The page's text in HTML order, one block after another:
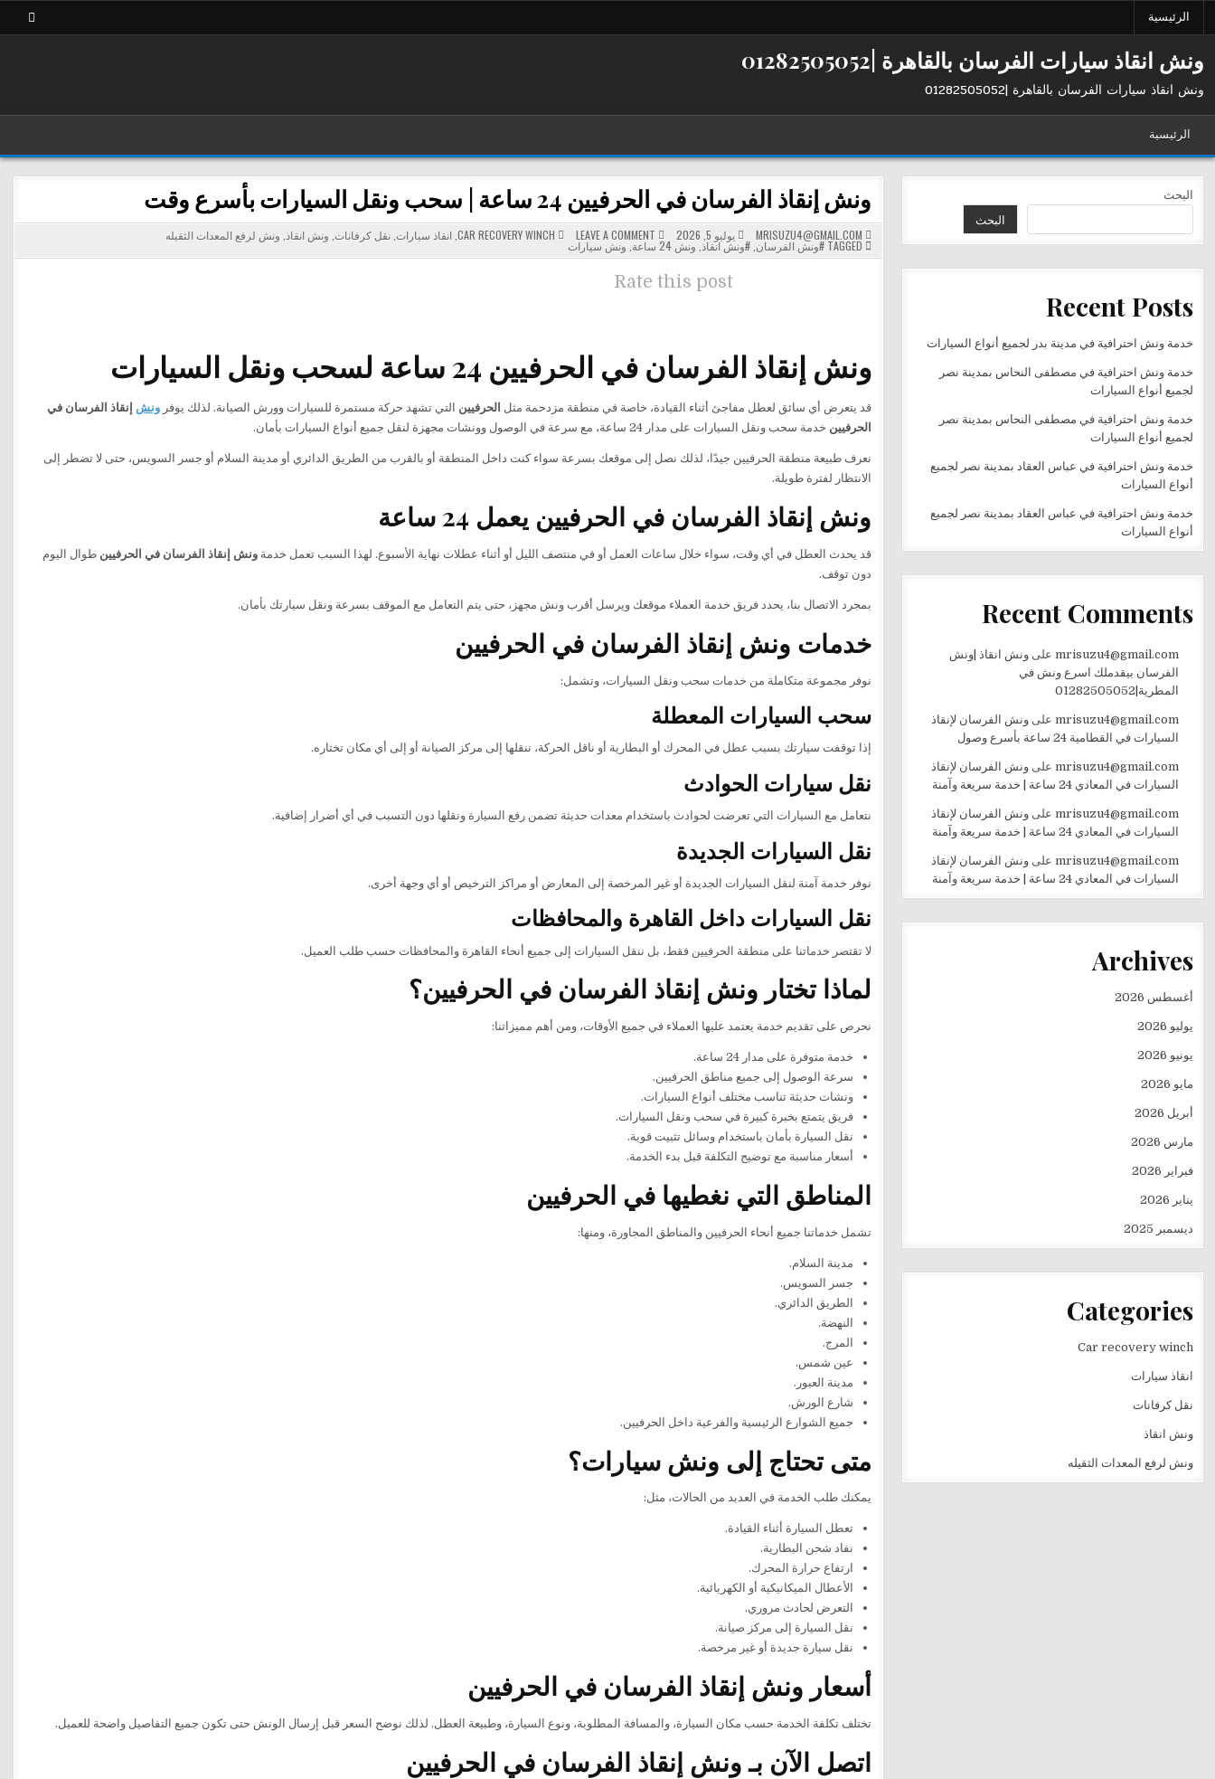
الرئيسية
ونش انقاذ سيارات الفرسان بالقاهرة |01282505052
ونش انقاذ سيارات الفرسان بالقاهرة |01282505052
الرئيسية
ونش إنقاذ الفرسان في الحرفيين 24 ساعة | سحب ونقل السيارات بأسرع وقت
MRISUZU4@GMAIL.COM يوليو 5, 2026 LEAVE A COMMENT
ON
ونش
إنقاذ
بأسرع
وقت
POSTED
IN
CAR RECOVERY WINCH
,انقاذ سيارات ,نقل كرفانات ونش انقاذ ونش لرفع المعدات الثقيله
#ونش الفرسان ,#ونش انقاذ ونش 24 ساعة ونش سيارات
Rate this post
ونش إنقاذ الفرسان في الحرفيين 24 ساعة لسحب ونقل السيارات
قد يتعرض أي سائق لعطل مفاجئ أثناء القيادة، خاصة في منطقة مزدحمة مثل الحرفيين التي تشهد حركة مستمرة للسيارات وورش الصيانة. لذلك يوفرونش إنقاذ الفرسان في
الحرفيين خدمة سحب ونقل السيارات على مدار 24 ساعة، مع سرعة في الوصول وونشات مجهزة لنقل جميع أنواع السيارات بأمان.
نعرف طبيعة منطقة الحرفيين جيدًا، لذلك نصل إلى موقعك بسرعة سواء كنت داخل المنطقة أو بالقرب من الطريق الدائري أو مدينة السلام أو جسر السويس، حتى لا تضطر إلى
الانتظار لفترة طويلة.
ونش إنقاذ الفرسان في الحرفيين يعمل 24 ساعة
قد يحدث العطل في أي وقت، سواء خلال ساعات العمل أو في منتصف الليل أو أثناء عطلات نهاية الأسبوع. لهذا السبب تعمل خدمةونش إنقاذ الفرسان في الحرفيين طوال اليوم
دون توقف.
بمجرد الاتصال بنا، يحدد فريق خدمة العملاء موقعك ويرسل أقرب ونش مجهز، حتى يتم التعامل مع الموقف بسرعة ونقل سيارتك بأمان.
خدمات ونش إنقاذ الفرسان في الحرفيين
نوفر مجموعة متكاملة من خدمات سحب ونقل السيارات، وتشمل:
سحب السيارات المعطلة
إذا توقفت سيارتك بسبب عطل في المحرك أو البطارية أو ناقل الحركة، ننقلها إلى مركز الصيانة أو إلى أي مكان تختاره.
نقل سيارات الحوادث
نتعامل مع السيارات التي تعرضت لحوادث باستخدام معدات حديثة تضمن رفع السيارة ونقلها دون التسبب في أي أضرار إضافية.
نقل السيارات الجديدة
نوفر خدمة آمنة لنقل السيارات الجديدة أو غير المرخصة إلى المعارض أو مراكز الترخيص أو أي وجهة أخرى.
نقل السيارات داخل القاهرة والمحافظات
لا تقتصر خدماتنا على منطقة الحرفيين فقط، بل ننقل السيارات إلى جميع أنحاء القاهرة والمحافظات حسب طلب العميل.
لماذا تختار ونش إنقاذ الفرسان في الحرفيين؟
نحرص على تقديم خدمة يعتمد عليها العملاء في جميع الأوقات، ومن أهم مميزاتنا:
خدمة متوفرة على مدار 24 ساعة.
سرعة الوصول إلى جميع مناطق الحرفيين.
ونشات حديثة تناسب مختلف أنواع السيارات.
فريق يتمتع بخبرة كبيرة في سحب ونقل السيارات.
نقل السيارة بأمان باستخدام وسائل تثبيت قوية.
أسعار مناسبة مع توضيح التكلفة قبل بدء الخدمة.
المناطق التي نغطيها في الحرفيين
تشمل خدماتنا جميع أنحاء الحرفيين والمناطق المجاورة، ومنها:
مدينة السلام.
جسر السويس.
الطريق الدائري.
النهضة.
المرج.
عين شمس.
مدينة العبور.
شارع الورش.
جميع الشوارع الرئيسية والفرعية داخل الحرفيين.
متى تحتاج إلى ونش سيارات؟
يمكنك طلب الخدمة في العديد من الحالات، مثل:
تعطل السيارة أثناء القيادة.
نفاد شحن البطارية.
ارتفاع حرارة المحرك.
الأعطال الميكانيكية أو الكهربائية.
التعرض لحادث مروري.
نقل السيارة إلى مركز صيانة.
نقل سيارة جديدة أو غير مرخصة.
أسعار ونش إنقاذ الفرسان في الحرفيين
تختلف تكلفة الخدمة حسب مكان السيارة، والمسافة المطلوبة، ونوع السيارة، وطبيعة العطل. لذلك نوضح السعر قبل إرسال الونش حتى تكون جميع التفاصيل واضحة للعميل.
اتصل الآن بـ ونش إنقاذ الفرسان في الحرفيين
البحث
البحث
Recent Posts
خدمة ونش احترافية في مدينة بدر لجميع أنواع السيارات
خدمة ونش احترافية في مصطفى النحاس بمدينة نصر
لجميع أنواع السيارات
خدمة ونش احترافية في مصطفى النحاس بمدينة نصر
لجميع أنواع السيارات
خدمة ونش احترافية في عباس العقاد بمدينة نصر لجميع
أنواع السيارات
خدمة ونش احترافية في عباس العقاد بمدينة نصر لجميع
أنواع السيارات
Recent Comments
mrisuzu4@gmail.comعلى ونش انقاذ |ونش
الفرسان بيقدملك اسرع ونش في
المطرية|01282505052
mrisuzu4@gmail.comعلى ونش الفرسان لإنقاذ
السيارات في القطامية 24 ساعة بأسرع وصول
mrisuzu4@gmail.comعلى ونش الفرسان لإنقاذ
السيارات في المعادي 24 ساعة | خدمة سريعة وآمنة
mrisuzu4@gmail.comعلى ونش الفرسان لإنقاذ
السيارات في المعادي 24 ساعة | خدمة سريعة وآمنة
mrisuzu4@gmail.comعلى ونش الفرسان لإنقاذ
السيارات في المعادي 24 ساعة | خدمة سريعة وآمنة
Archives
أغسطس 2026
يوليو 2026
يونيو 2026
مايو 2026
أبريل 2026
مارس 2026
فبراير 2026
يناير 2026
ديسمبر 2025
Categories
Car recovery winch
انقاذ سيارات
نقل كرفانات
ونش انقاذ
ونش لرفع المعدات الثقيله